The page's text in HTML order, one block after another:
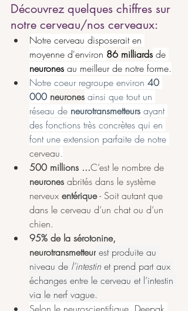
Découvrez quelques chiffres sur
notre cerveau/nos cerveaux:
Notre cerveau disposerait en
moyenne d'environ 86 milliards de
neurones au meilleur de notre forme.
Notre coeur regroupe environ 40
000 neurones ainsi que tout un
réseau de neurotransmetteurs ayant
des fonctions très concrètes qui en
font une extension parfaite de notre
cerveau.
500 millions ...C’est le nombre de
neurones abrités dans le système
nerveux entérique - Soit autant que
dans le cerveau d’un chat ou d’un
chien.
95% de la sérotonine,
neurotransmetteur est produite au
niveau de l’intestin et prend part aux
échanges entre le cerveau et l’intestin
via le nerf vague.
Selon le neuroscientifique, Deepak